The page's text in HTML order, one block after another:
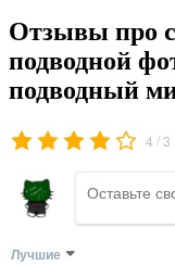
Отзывы про
подводной
подводный
4 /3
Лучшие